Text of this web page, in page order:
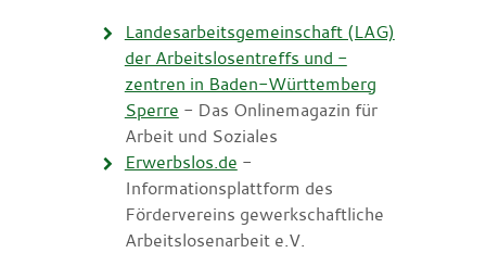
Landesarbeitsgemeinschaft (LAG)
der Arbeitslosentreffs und -
zentren in Baden-Württemberg
Sperre - Das Onlinemagazin für
Arbeit und Soziales
Erwerbslos.de -
Informationsplattform des
Fördervereins gewerkschaftliche
Arbeitslosenarbeit e.V.